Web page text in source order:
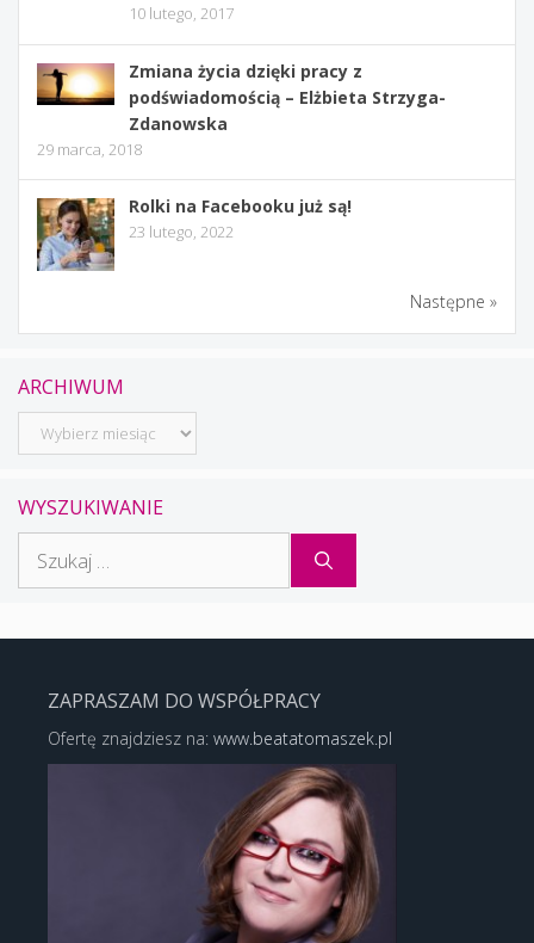
10 lutego, 2017
Zmiana życia dzięki pracy z
podświadomością – Elżbieta Strzyga-
Zdanowska
29 marca, 2018
Rolki na Facebooku już są!
23 lutego, 2022
Następne »
ARCHIWUM
Archiwum
WYSZUKIWANIE
ZAPRASZAM DO WSPÓŁPRACY
Ofertę znajdziesz na: www.beatatomaszek.pl